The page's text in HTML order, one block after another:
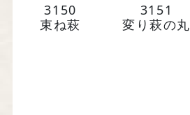
お問い合わせ
3150
束ね萩
3151
変り萩の丸